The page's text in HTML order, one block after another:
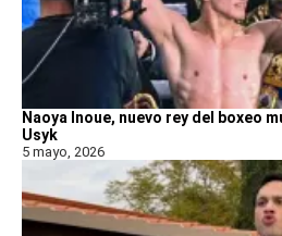
Naoya Inoue, nuevo rey del boxeo
Usyk
5 mayo, 2026